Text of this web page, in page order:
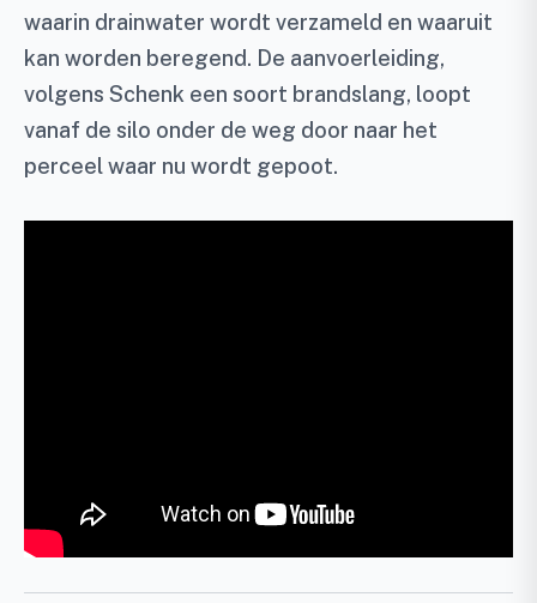
waarin drainwater wordt verzameld en waaruit
kan worden beregend. De aanvoerleiding,
volgens Schenk een soort brandslang, loopt
vanaf de silo onder de weg door naar het
perceel waar nu wordt gepoot.